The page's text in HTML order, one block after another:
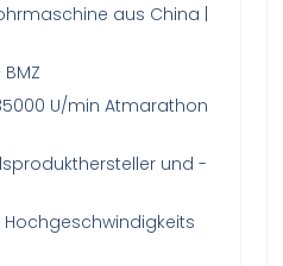
aus China |
U/min Atmarathon
und -